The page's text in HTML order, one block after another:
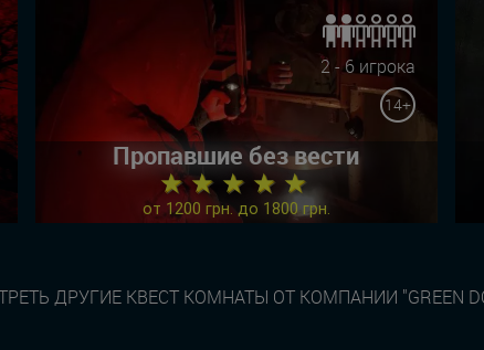
2 - 6 игрока
14+
Пропавшие без вести
★ ★ ★ ★ ★
от 1200 грн. до 1800 грн.
ДРУГИЕ КВЕСТ КОМНАТЫ ОТ КОМПАНИИ "GREEN